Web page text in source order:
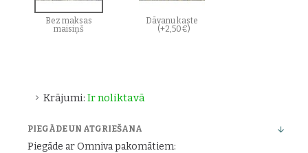
Krājumi: Ir noliktavā
Bez maksas
maisiņš
Dāvanu kaste
(+2,50€)
PIEGĀDE UN ATGRIEŠANA
Piegāde ar Omniva pakomātiem: